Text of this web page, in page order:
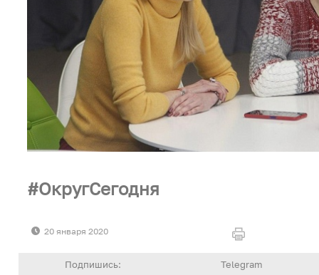
ОкругСегодня
20 января 2020